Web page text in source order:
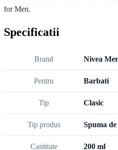
for Men.
Specificatii
Brand Nivea
Pentru Barbati
Tip Clasic
Tip produs Spuma
Cantitate 200 ml